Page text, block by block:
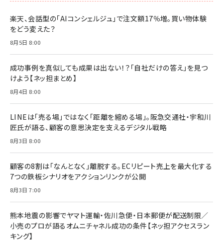
￥1,815
る時代の成長戦略
￥2,420
￥2,200
anan(アンアン)2026/07/08号 No.2502[2026
ママ投資家が育休中に１億貯めた株式投資
￥1,870
組織の成果を最大化する ルールのデザイン
￥1,980
Amazonランキングをもっと見る
￥2,750
楽天、会話型の「AIコンシェルジュ」で注文額17％増。買い物体験
をどう変えた？
8月5日 8:00
成功事例を真似しても成果は出ない！？「自社だけの答え」を見つ
けよう【ネッ担まとめ】
8月4日 8:00
LINEは「売る場」ではなく「距離を縮める場」。阪急交通社・宇和川
匠氏が語る、顧客の意思決定を支えるデジタル戦略
8月3日 8:00
顧客の8割は「なんとなく」離脱する。ECリピート売上を最大化する
7つの鉄板シナリオをアクションリンクが公開
8月3日 7:00
熊本地震の影響でヤマト運輸・佐川急便・日本郵便が配送制限／
小売のプロが語るオムニチャネル成功の条件【ネッ担アクセスラン
キング】